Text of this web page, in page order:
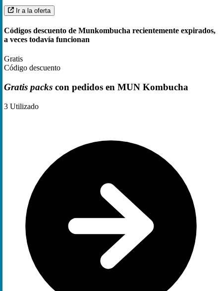
Ir a la oferta
Códigos descuento de Munkombucha recientemente expirados,
a veces todavía funcionan
Gratis
Código descuento
Gratis packs con pedidos en MUN Kombucha
3 Utilizado